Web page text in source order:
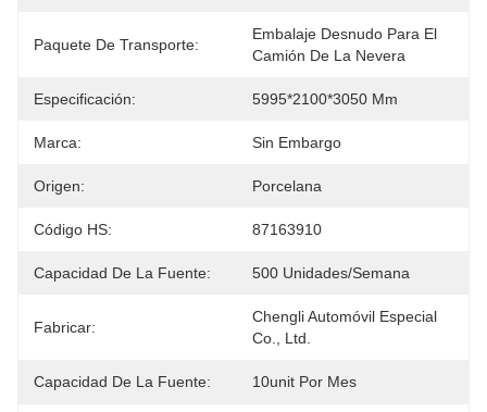
Paquete De Transporte:
Embalaje Desnudo Para El
Camión De La Nevera
Especificación: 5995*2100*3050 Mm
Marca: Sin Embargo
Origen: Porcelana
Código HS: 87163910
Capacidad De La Fuente: 500 Unidades/semana
Fabricar:
Chengli Automóvil Especial
Co., Ltd.
Capacidad De La Fuente: 10unit Por Mes